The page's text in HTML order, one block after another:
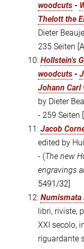
woodcuts -
Thelott the
Dieter
235 Seiten
10: Hollstein's
woodcuts -
Johann Carl
by Dieter
- 259 Seiten
11: Jacob
edited by
- (The new
engravings
5491/32]
12:
libri, riviste,
XXI secolo,
riguardante